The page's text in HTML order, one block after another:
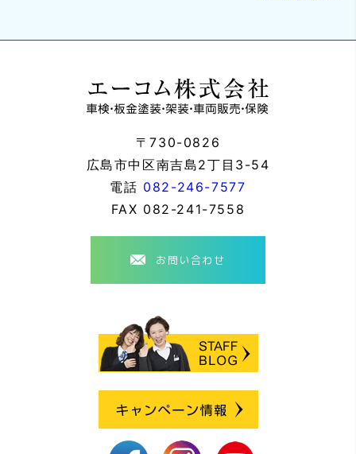
〒730-0826
広島市中区南吉島2丁目3-54
電話 082-246-7577
FAX 082-241-7558
お問い合わせ